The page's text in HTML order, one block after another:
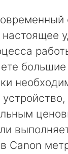
Canon